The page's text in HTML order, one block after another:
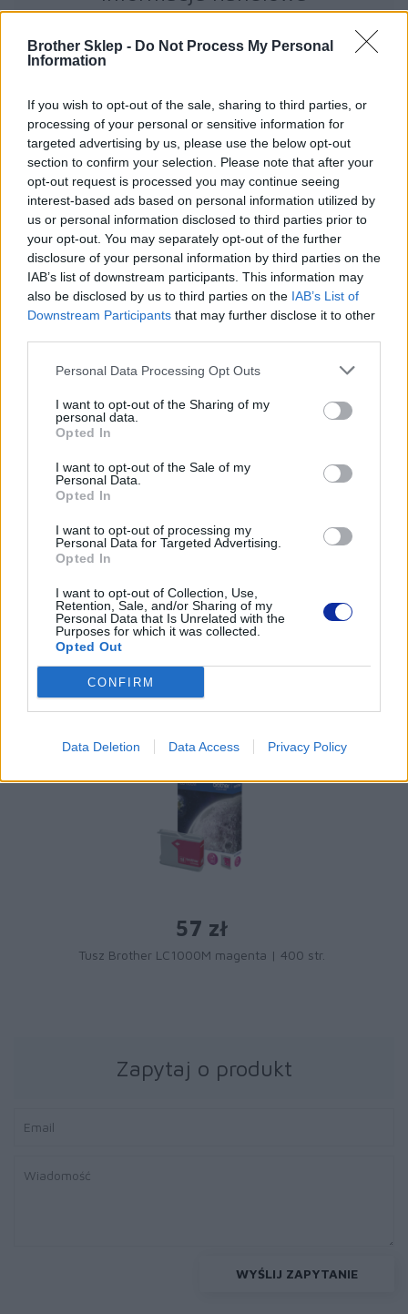
Brother Sklep - Do Not Process My Personal
Information
If you wish to opt-out of the sale, sharing to third parties, or
processing of your personal or sensitive information for
targeted advertising by us, please use the below opt-out
section to confirm your selection. Please note that after your
opt-out request is processed you may continue seeing
interest-based ads based on personal information utilized by
us or personal information disclosed to third parties prior to
your opt-out. You may separately opt-out of the further
disclosure of your personal information by third parties on the
IAB’s list of downstream participants. This information may
also be disclosed by us to third parties on the IAB’s List of
Downstream Participants that may further disclose it to other
Personal Data Processing Opt Outs
I want to opt-out of the Sharing of my
personal data.
Opted In
I want to opt-out of the Sale of my
Personal Data.
Opted In
I want to opt-out of processing my
Personal Data for Targeted Advertising.
Opted In
I want to opt-out of Collection, Use,
Retention, Sale, and/or Sharing of my
Personal Data that Is Unrelated with the
Purposes for which it was collected.
Opted Out
CONFIRM
Data Deletion Data Access Privacy Policy
LC1240BKBP2
Dane producenta
Brother Central and Eastern Europe GmbH
Am Euro Platz 2/2/M1,
1120 Wiedeń, Austria
https://global.brother
Podmiot odpowiedzialny
02-674 Warszawa
https://brother.pl
https://www.brother.pl/support
POLECANE
PRODUKTY:
57 zł
Tusz Brother LC1000M magenta | 400 str.
Zapytaj o produkt
WYŚLIJ ZAPYTANIE